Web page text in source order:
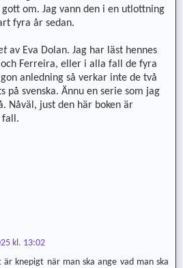
om. Jag vann den i en utlottning
fyra år sedan.
av Eva Dolan. Jag har läst hennes
Ferreira, eller i alla fall de fyra
anledning så verkar inte de två
på svenska. Ännu en serie som jag
Nåväl, just den här boken är
fall.
kl. 13:02
knepigt när man ska ange vad man ska